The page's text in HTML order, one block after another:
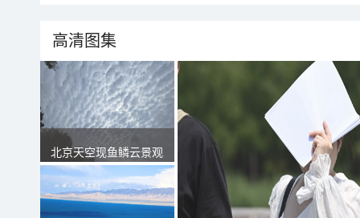
高清图集
北京天空现鱼鳞云景观